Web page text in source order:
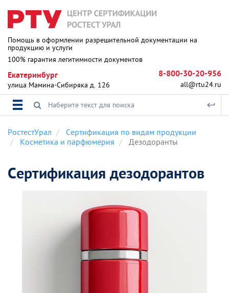
Помощь в оформлении разрешительной документации на
продукцию и услуги
100% гарантия легитимности документов
Екатеринбург
улица Мамина-Сибиряка д. 126
8-800-30-20-956
all@rtu24.ru
РостестУрал
Сертификация по видам продукции
Косметика и парфюмерия
Дезодоранты
Сертификация дезодорантов